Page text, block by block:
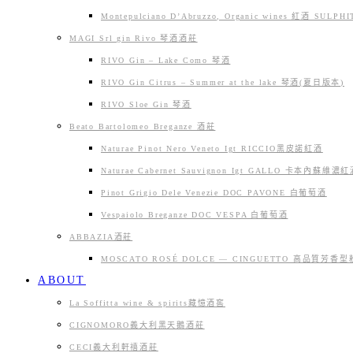
Montepulciano D’Abruzzo, Organic wines 紅酒
MAGI Srl gin Rivo 琴酒酒莊
RIVO Gin – Lake Como 琴酒
RIVO Gin Citrus – Summer at the lake 琴酒(夏日版本)
RIVO Sloe Gin 琴酒
Beato Bartolomeo Breganze 酒莊
Naturae Pinot Nero Veneto Igt RICCIO黑皮諾紅酒
Naturae Cabernet Sauvignon Igt GALLO 卡本內蘇維濃紅
Pinot Grigio Dele Venezie DOC PAVONE 白葡萄酒
Vespaiolo Breganze DOC VESPA 白葡萄酒
ABBAZIA酒莊
MOSCATO ROSÉ DOLCE — CINGUETTO 高品質芳香型
ABOUT
La Soffitta wine & spirits藏憶酒窖
CIGNOMORO義大利黑天鵝酒莊
CECI義大利軒禧酒莊